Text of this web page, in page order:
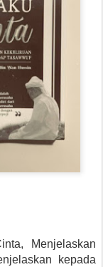
Menjelaskan
kepada